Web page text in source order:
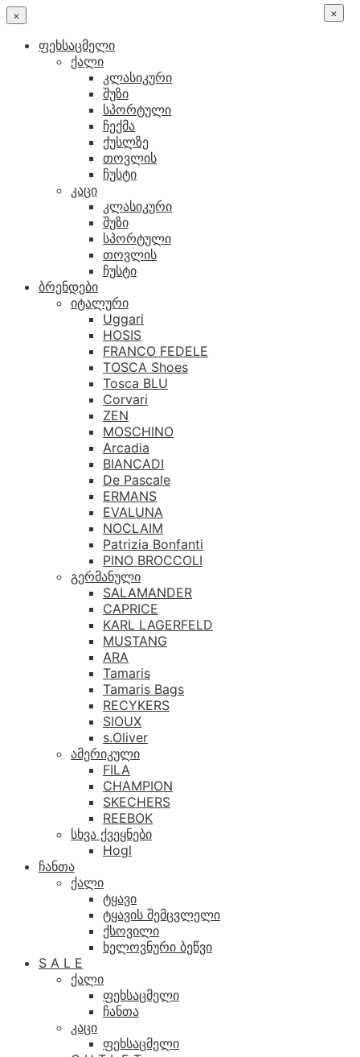
×
ფეხსაცმელი
ქალი
კლასიკური
შუზი
სპორტული
ჩექმა
ქუსლზე
თოვლის
ჩუსტი
კაცი
კლასიკური
შუზი
სპორტული
თოვლის
ჩუსტი
ბრენდები
იტალური
Uggari
HOSIS
FRANCO FEDELE
TOSCA Shoes
Tosca BLU
Corvari
ZEN
MOSCHINO
Arcadia
BIANCADI
De Pascale
ERMANS
EVALUNA
NOCLAIM
Patrizia Bonfanti
PINO BROCCOLI
გერმანული
SALAMANDER
CAPRICE
KARL LAGERFELD
MUSTANG
ARA
Tamaris
Tamaris Bags
RECYKERS
SIOUX
s.Oliver
ამერიკული
FILA
CHAMPION
SKECHERS
REEBOK
სხვა ქვეყნები
Hogl
ჩანთა
ქალი
ტყავი
ტყავის შემცვლელი
ქსოვილი
ხელოვნური ბეწვი
S A L E
ქალი
ფეხსაცმელი
ჩანთა
კაცი
ფეხსაცმელი
×